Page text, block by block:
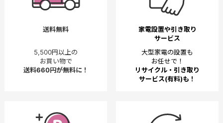
送料無料
5,500円以上の
お買い物で
送料660円が無料に！
家電設置や引き取り
サービス
大型家電の設置も
お任せで！
リサイクル・引き取り
サービス(有料)も！